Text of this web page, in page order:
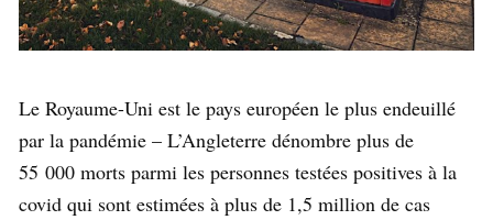
Le Royaume-Uni est le pays européen le plus endeuillé
par la pandémie – L’Angleterre dénombre plus de
55 000 morts parmi les personnes testées positives à la
covid qui sont estimées à plus de 1,5 million de cas